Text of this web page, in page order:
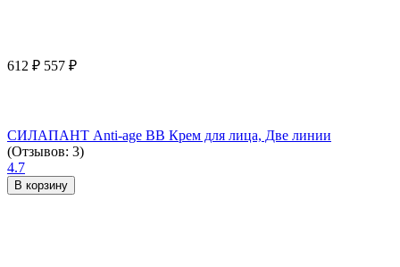
612 ₽ 557 ₽
СИЛАПАНТ Anti-age ВВ Крем для лица, Две линии
(Отзывов: 3)
4.7
В корзину